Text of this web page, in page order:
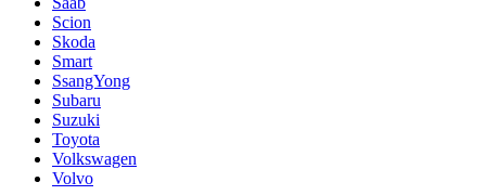
Scion
Skoda
Smart
SsangYong
Subaru
Suzuki
Toyota
Volkswagen
Volvo